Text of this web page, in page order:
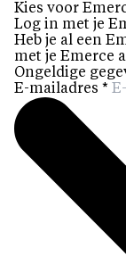
Kies voor
Log in met je
Heb je al een
met je Emerce
Ongeldige
E-mailadres *